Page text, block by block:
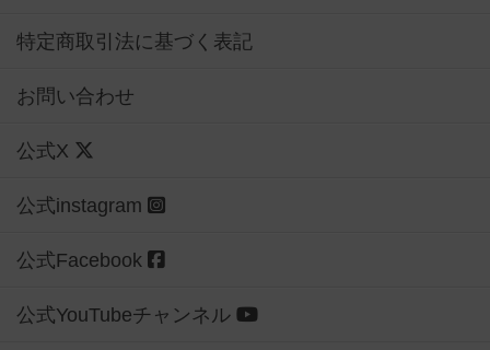
特定商取引法に基づく表記
お問い合わせ
公式X
公式instagram
公式Facebook
公式YouTubeチャンネル